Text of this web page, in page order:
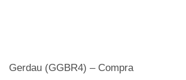
Gerdau (GGBR4) – Compra